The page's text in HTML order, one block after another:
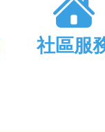
社區服